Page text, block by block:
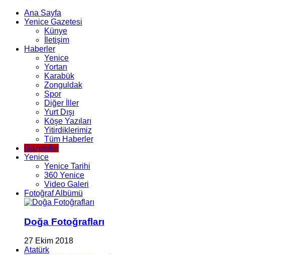
Ana Sayfa
Yenice Gazetesi
Künye
İletişim
Haberler
Yenice
Yortan
Karabük
Zonguldak
Spor
Diğer İller
Yurt Dışı
Köşe Yazıları
Yitirdiklerimiz
Tüm Haberler
Gazeteler
Yenice
Yenice Tarihi
360 Yenice
Video Galeri
Fotoğraf Albümü
Doğa Fotoğrafları
27 Ekim 2018
Atatürk